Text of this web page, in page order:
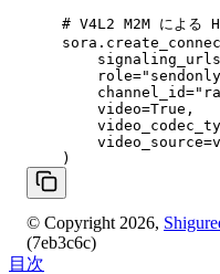
# V4L2 M2M による
        video=True,
© Copyright 2026,
(7eb3c6c)
目次